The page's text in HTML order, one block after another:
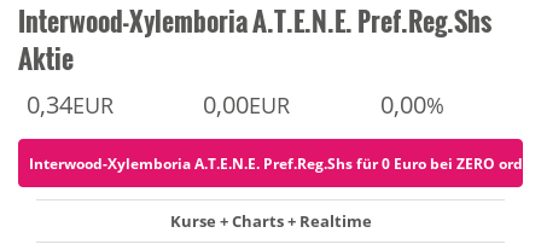
Interwood-Xylemboria A.T.E.N.E. Pref.Reg.Shs
Aktie
0,34EUR 0,00EUR 0,00%
Interwood-Xylemboria A.T.E.N.E. Pref.Reg.Shs für 0 Euro bei ZERO
Kurse + Charts + Realtime